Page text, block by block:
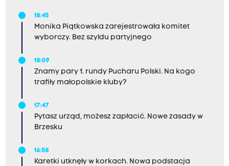
18:45
Monika Piątkowska zarejestrowała komitet
wyborczy. Bez szyldu partyjnego
18:09
Znamy pary 1. rundy Pucharu Polski. Na kogo
trafiły małopolskie kluby?
17:47
Pytasz urząd, możesz zapłacić. Nowe zasady w
Brzesku
16:58
Karetki utknęły w korkach. Nowa podstacja